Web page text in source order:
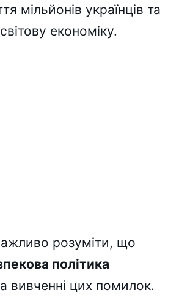
мільйонів українців та
економіку.
розуміти, що
політика
вивченні цих помилок.